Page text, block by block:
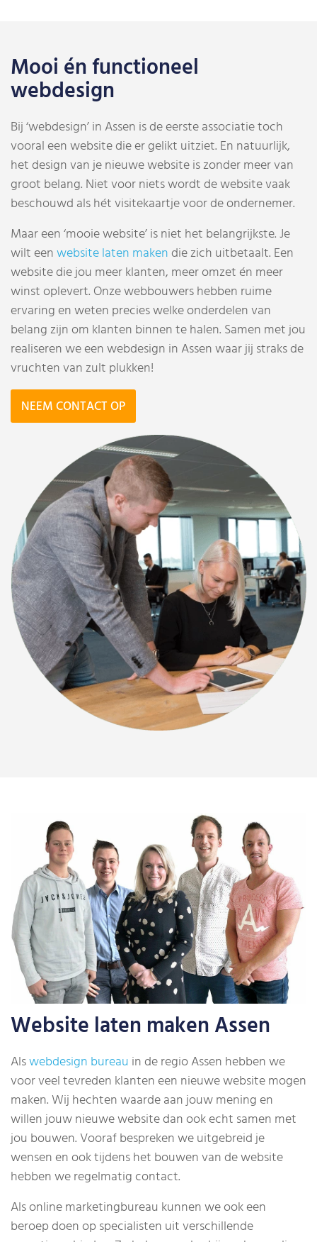
Mooi én functioneel
webdesign
Bij ‘webdesign’ in Assen is de eerste associatie toch
vooral een website die er gelikt uitziet. En natuurlijk,
het design van je nieuwe website is zonder meer van
groot belang. Niet voor niets wordt de website vaak
beschouwd als hét visitekaartje voor de ondernemer.
Maar een ‘mooie website’ is niet het belangrijkste. Je
wilt eenwebsite laten makendie zich uitbetaalt. Een
website die jou meer klanten, meer omzet én meer
winst oplevert. Onze webbouwers hebben ruime
ervaring en weten precies welke onderdelen van
belang zijn om klanten binnen te halen. Samen met jou
realiseren we een webdesign in Assen waar jij straks de
vruchten van zult plukken!
NEEM CONTACT OP
Website laten maken Assen
Alswebdesign bureau in de regio Assen hebben we
voor veel tevreden klanten een nieuwe website mogen
maken. Wij hechten waarde aan jouw mening en
willen jouw nieuwe website dan ook echt samen met
jou bouwen. Vooraf bespreken we uitgebreid je
wensen en ook tijdens het bouwen van de website
hebben we regelmatig contact.
Als online marketingbureau kunnen we ook een
beroep doen op specialisten uit verschillende